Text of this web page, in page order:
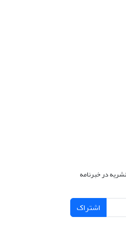
در خبرنامه
اشتراک